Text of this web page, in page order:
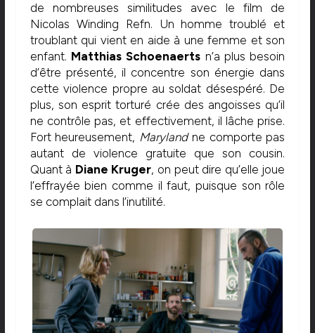
de nombreuses similitudes avec le film de
Nicolas Winding Refn. Un homme troublé et
troublant qui vient en aide à une femme et son
enfant. Matthias Schoenaerts n’a plus besoin
d’être présenté, il concentre son énergie dans
cette violence propre au soldat désespéré. De
plus, son esprit torturé crée des angoisses qu’il
ne contrôle pas, et effectivement, il lâche prise.
Fort heureusement, Marylandne comporte pas
autant de violence gratuite que son cousin.
Quant à Diane Kruger, on peut dire qu’elle joue
l’effrayée bien comme il faut, puisque son rôle
se complait dans l’inutilité.